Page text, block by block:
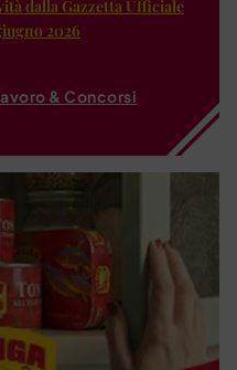
dalla Gazzetta Ufficiale
2026
& Concorsi